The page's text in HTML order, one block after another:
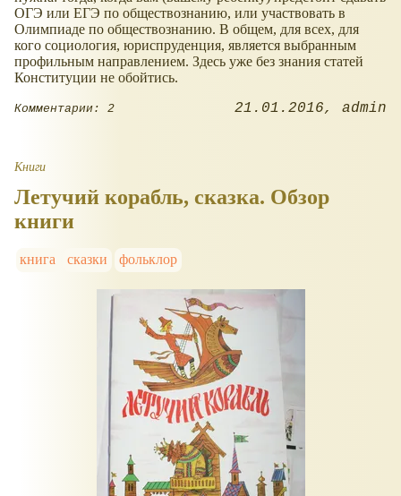
ОГЭ или ЕГЭ по обществознанию, или участвовать в
Олимпиаде по обществознанию. В общем, для всех, для
кого социология, юриспруденция, является выбранным
профильным направлением. Здесь уже без знания статей
Конституции не обойтись.
Комментарии: 2 21.01.2016 admin
Книги
Летучий корабль, сказка. Обзор
книги
книга сказки фольклор